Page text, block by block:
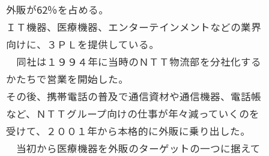
外販が62％を占める。
ＩＴ機器、医療機器、エンターテインメントなどの業界
向けに、３ＰＬを提供している。
同社は１９９４年に当時のＮＴＴ物流部を分社化する
かたちで営業を開始した。
その後、携帯電話の普及で通信資材や通信機器、電話帳
など、ＮＴＴグループ向けの仕事が年々減っていくのを
受けて、２００１年から本格的に外販に乗り出した。
当初から医療機器を外販のターゲットの一つに据えて